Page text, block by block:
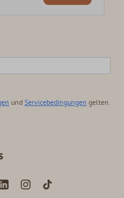
und Servicebedingungen gelten.